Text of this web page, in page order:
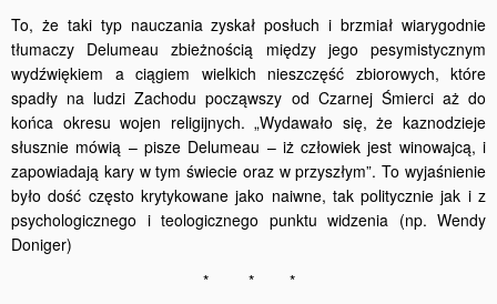
To, że taki typ nauczania zyskał posłuch i brzmiał wiarygodnie
tłumaczy Delumeau zbieżnością między jego pesymistycznym
wydźwiękiem a ciągiem wielkich nieszczęść zbiorowych, które
spadły na ludzi Zachodu począwszy od Czarnej Śmierci aż do
końca okresu wojen religijnych. „Wydawało się, że kaznodzieje
słusznie mówią – pisze Delumeau – iż człowiek jest winowajcą, i
zapowiadają kary w tym świecie oraz w przyszłym”. To wyjaśnienie
było dość często krytykowane jako naiwne, tak politycznie jak i z
psychologicznego i teologicznego punktu widzenia (np. Wendy
Doniger)
* * *